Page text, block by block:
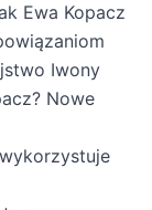
Ewa Kopacz
Iwony
Nowe